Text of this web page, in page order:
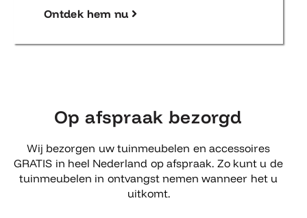
Ontdek hem nu
Op afspraak bezorgd
Wij bezorgen uw tuinmeubelen en accessoires
GRATIS in heel Nederland op afspraak. Zo kunt u de
tuinmeubelen in ontvangst nemen wanneer het u
uitkomt.